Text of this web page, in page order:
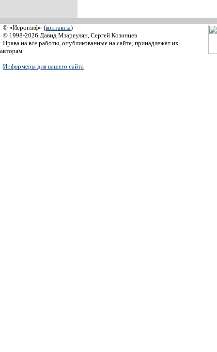
© «Иероглиф» (контакты)
© 1998-2026 Давид Мзареулян, Сергей Козинцев
Права на все работы, опубликованные на сайте, принадлежат их
авторам
Информеры для вашего сайта